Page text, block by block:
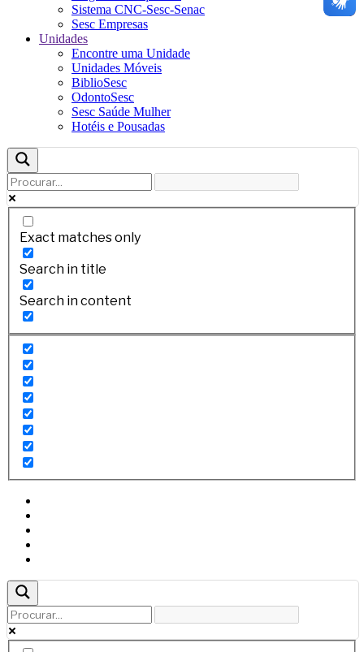
Sistema CNC-Sesc-Senac
Sesc Empresas
Unidades
Encontre uma Unidade
Unidades Móveis
BiblioSesc
OdontoSesc
Sesc Saúde Mulher
Hotéis e Pousadas
Exact matches only
Search in title
Search in content